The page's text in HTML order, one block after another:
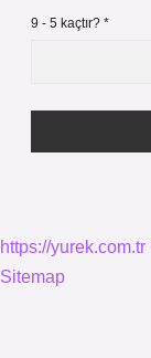
9 - 5 kaçtır? *
https://yurek.com.tr
Sitemap